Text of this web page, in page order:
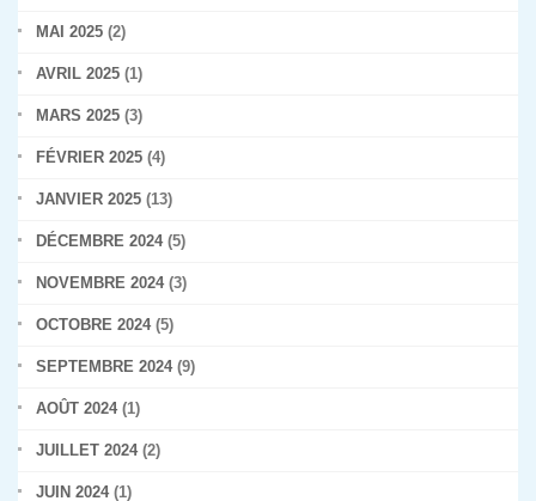
MAI 2025 (2)
AVRIL 2025 (1)
MARS 2025 (3)
FÉVRIER 2025 (4)
JANVIER 2025 (13)
DÉCEMBRE 2024(5)
NOVEMBRE 2024(3)
OCTOBRE 2024(5)
SEPTEMBRE 2024(9)
AOÛT 2024(1)
JUILLET 2024(2)
JUIN 2024(1)